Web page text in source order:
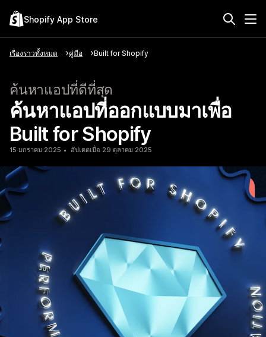
Shopify App Store
เรื่องราวทั้งหมด คู่มือ Built for Shopify
ค้นหาแอปที่ดีที่สุด
ค้นหาแอปที่ออกแบบมาเพื่อ
Built for Shopify
15 มกราคม 2025 อัปเดตเมื่อ 29 ตุลาคม 2025